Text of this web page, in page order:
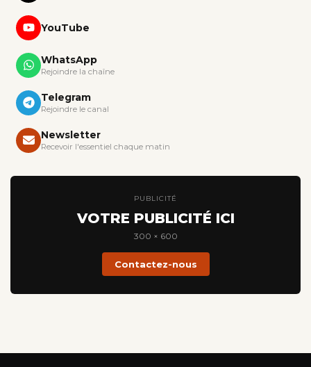
YouTube
WhatsApp
Rejoindre la chaîne
Telegram
Rejoindre le canal
Newsletter
Recevoir l'essentiel chaque matin
PUBLICITÉ
VOTRE PUBLICITÉ ICI
300 × 600
Contactez-nous